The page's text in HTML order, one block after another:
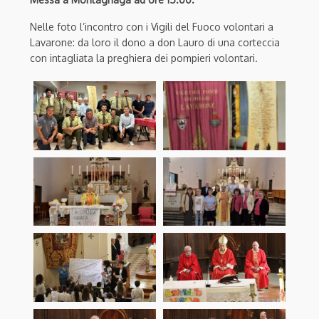
Nelle foto l’incontro con i Vigili del Fuoco volontari a
Lavarone: da loro il dono a don Lauro di una corteccia
con intagliata la preghiera dei pompieri volontari.